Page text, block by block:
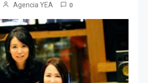
Agencia YEA 0